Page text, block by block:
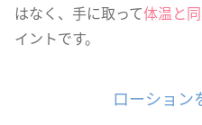
はなく、手に取って体温と
イントです。
ローション